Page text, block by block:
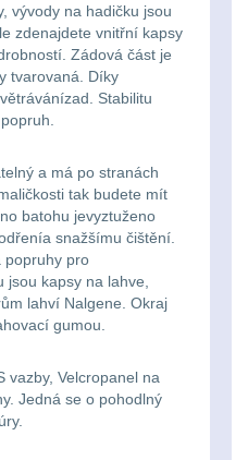
3
vývody na hadičku jsou
zdenajdete vnitřní kapsy
Zádová část je
tvarovaná. Díky
Stabilitu
a má po stranách
tak budete mít
batohu jevyztuženo
snažšímu čištění.
popruhy pro
kapsy na lahve,
lahví Nalgene. Okraj
gumou.
vazby, Velcropanel na
Jedná se o pohodlný